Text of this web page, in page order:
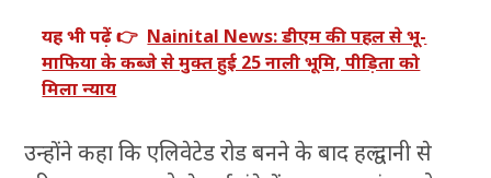
यह भी पढ़ें 👉 Nainital News: डीएम की पहल से भू-
माफिया के कब्जे से मुक्त हुई 25 नाली भूमि, पीड़िता को
मिला न्याय
उन्होंने कहा कि एलिवेटेड रोड बनने के बाद हल्द्वानी से